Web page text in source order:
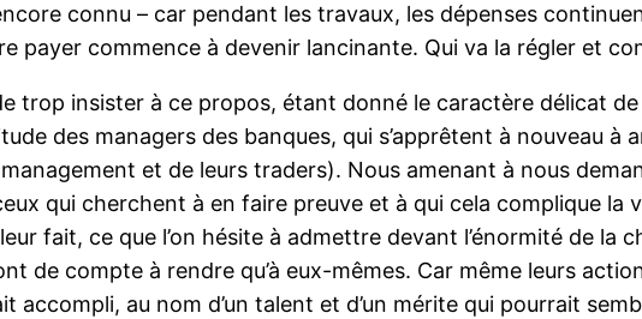
connu – car pendant les travaux, les dépenses
payer commence à devenir lancinante. Qui va la régler et
trop insister à ce propos, étant donné le caractère délicat de
des managers des banques, qui s’apprêtent à nouveau à
et de leurs traders). Nous amenant à nous
qui cherchent à en faire preuve et à qui cela complique la
fait, ce que l’on hésite à admettre devant l’énormité de la
de compte à rendre qu’à eux-mêmes. Car même leurs
au nom d’un talent et d’un mérite qui pourrait